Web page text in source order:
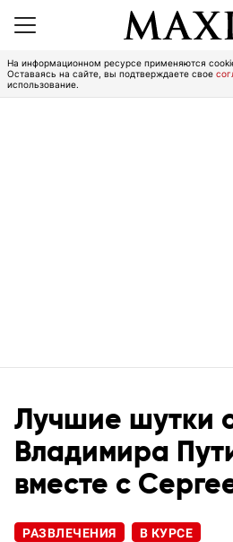
На информационном ресурсе применяются
Оставаясь на сайте, вы подтверждаете свое
использование.
Лучшие шутки
Владимира
вместе с
РАЗВЛЕЧЕНИЯ В КУРСЕ